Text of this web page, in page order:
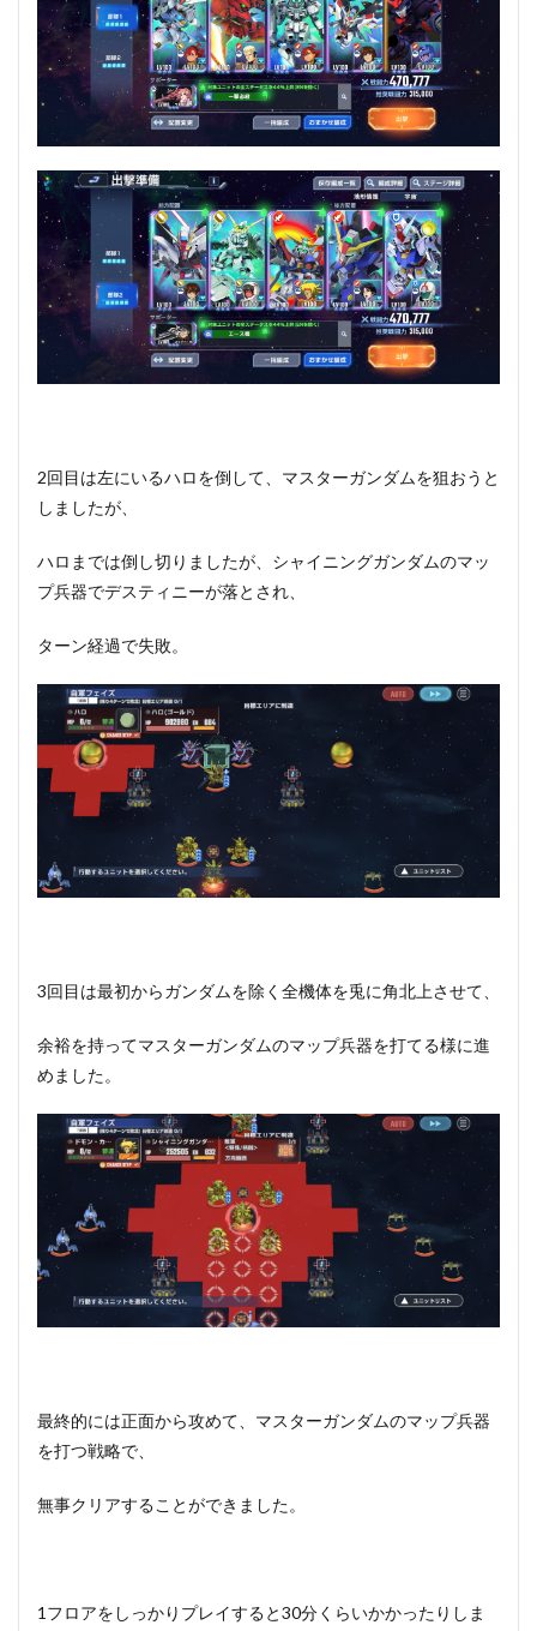
2回目は左にいるハロを倒して、マスターガンダムを狙おうと
しましたが、
ハロまでは倒し切りましたが、シャイニングガンダムのマッ
プ兵器でデスティニーが落とされ、
ターン経過で失敗。
3回目は最初からガンダムを除く全機体を兎に角北上させて、
余裕を持ってマスターガンダムのマップ兵器を打てる様に進
めました。
最終的には正面から攻めて、マスターガンダムのマップ兵器
を打つ戦略で、
無事クリアすることができました。
1フロアをしっかりプレイすると30分くらいかかったりしま